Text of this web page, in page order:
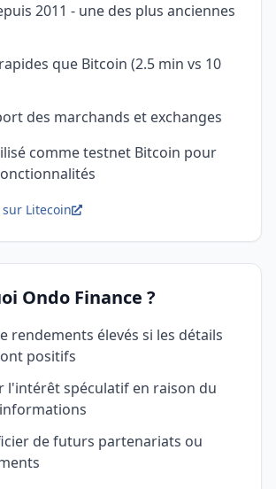
2011 - une des plus anciennes
que Bitcoin (2.5 min vs 10
des marchands et exchanges
comme testnet Bitcoin pour
Litecoin
Ondo Finance ?
rendements élevés si les détails
positifs
l'intérêt spéculatif en raison du
de futurs partenariats ou